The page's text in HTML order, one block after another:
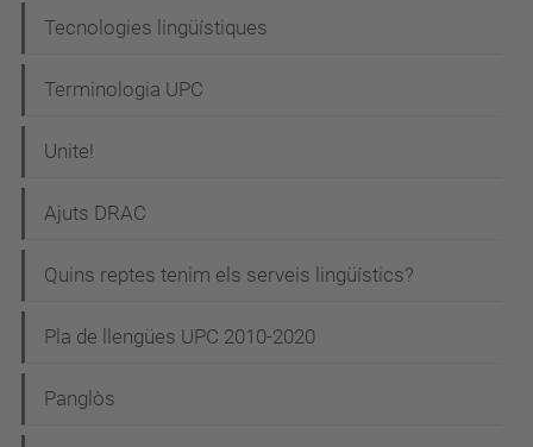
Tecnologies lingüístiques
Terminologia UPC
Unite!
Ajuts DRAC
Quins reptes tenim els serveis lingüístics?
Pla de llengües UPC 2010-2020
Panglòs